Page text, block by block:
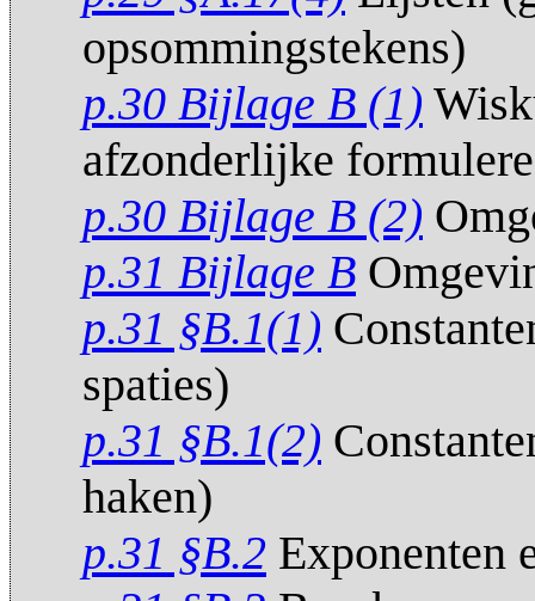
opsommingstekens)
p.30 Bijlage B (1)
afzonderlijke
p.30 Bijlage B (2)
p.31 Bijlage B
p.31 §B.1(1)
spaties)
p.31 §B.1(2)
haken)
p.31 §B.2 Exponenten